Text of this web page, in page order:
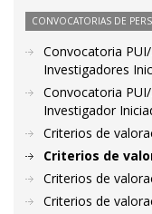
CONVOCATORIAS DE
Convocatoria
Investigadores
Convocatoria
Investigador
Criterios de
Criterios de
Criterios de
Criterios de